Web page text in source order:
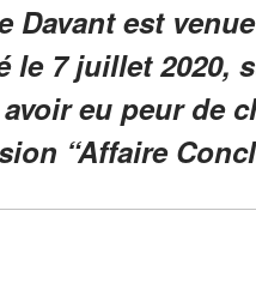
Davant est
le 7 juillet 2020,
eu peur de
“Affaire